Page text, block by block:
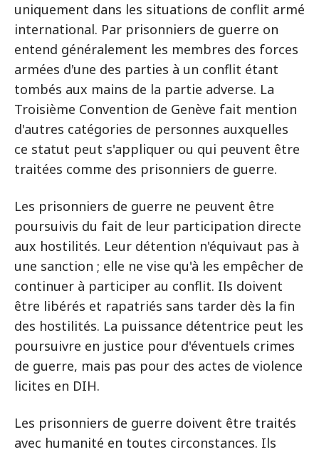
uniquement dans les situations de conflit armé
international. Par prisonniers de guerre on
entend généralement les membres des forces
armées d'une des parties à un conflit étant
tombés aux mains de la partie adverse. La
Troisième Convention de Genève fait mention
d'autres catégories de personnes auxquelles
ce statut peut s'appliquer ou qui peuvent être
traitées comme des prisonniers de guerre.
Les prisonniers de guerre ne peuvent être
poursuivis du fait de leur participation directe
aux hostilités. Leur détention n'équivaut pas à
une sanction ; elle ne vise qu'à les empêcher de
continuer à participer au conflit. Ils doivent
être libérés et rapatriés sans tarder dès la fin
des hostilités. La puissance détentrice peut les
poursuivre en justice pour d'éventuels crimes
de guerre, mais pas pour des actes de violence
licites en DIH.
Les prisonniers de guerre doivent être traités
avec humanité en toutes circonstances. Ils